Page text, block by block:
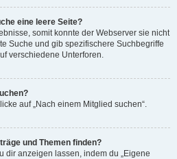
eine leere Seite?
somit konnte der Webserver sie nicht
Suche und gib spezifischere Suchbegriffe
verschiedene Unterforen.
auf „Nach einem Mitglied suchen“.
und Themen finden?
dir anzeigen lassen, indem du „Eigene